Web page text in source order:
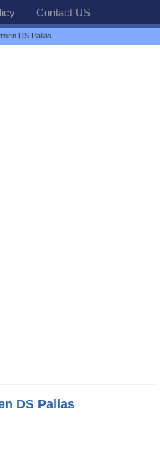
Contact US
DS Pallas
DS Pallas